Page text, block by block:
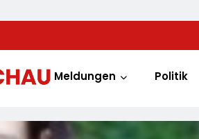
Meldungen Politik